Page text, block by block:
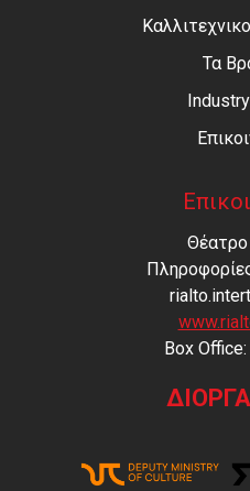
Τα
Θέατρο
Βοx